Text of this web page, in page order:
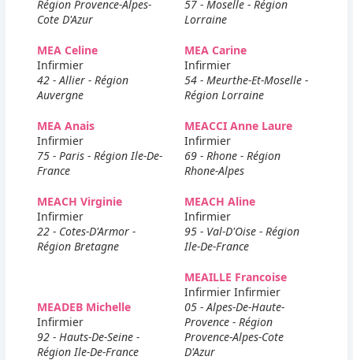
Région Provence-Alpes-
Cote D'Azur
57 - Moselle - Région
Lorraine
MEA Celine
Infirmier
42 - Allier - Région
Auvergne
MEA Carine
Infirmier
54 - Meurthe-Et-Moselle -
Région Lorraine
MEA Anais
Infirmier
75 - Paris - Région Ile-De-
France
MEACCI Anne Laure
Infirmier
69 - Rhone - Région
Rhone-Alpes
MEACH Virginie
Infirmier
22 - Cotes-D'Armor -
Région Bretagne
MEACH Aline
Infirmier
95 - Val-D'Oise - Région
Ile-De-France
MEADEB Michelle
Infirmier
92 - Hauts-De-Seine -
Région Ile-De-France
MEAILLE Francoise
Infirmier Infirmier
05 - Alpes-De-Haute-
Provence - Région
Provence-Alpes-Cote
D'Azur